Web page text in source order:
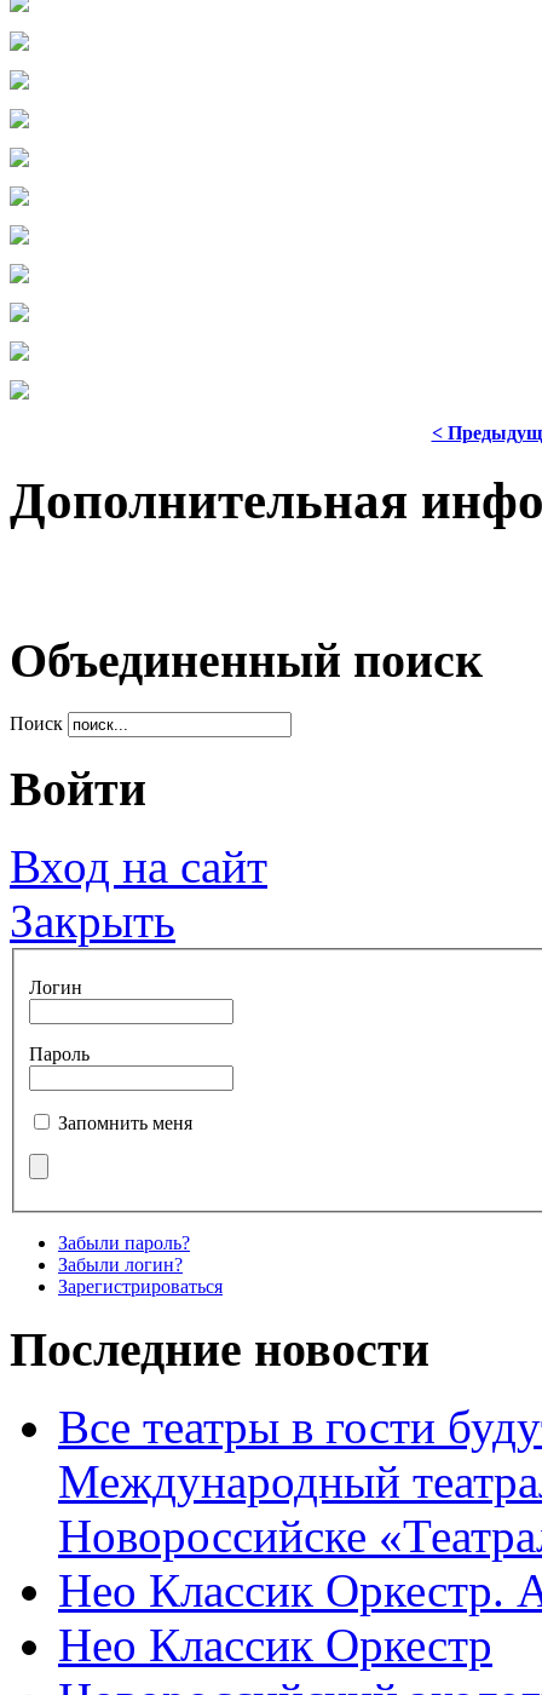
<
Дополнительная
Объединенный поиск
Поиск
Войти
Вход на сайт
Закрыть
Логин
Пароль
Запомнить меня
Забыли пароль?
Забыли логин?
Зарегистрироваться
Последние новости
Все театры в гости
Международный
Новороссийске
Нео Классик Оркестр.
Нео Классик Оркестр